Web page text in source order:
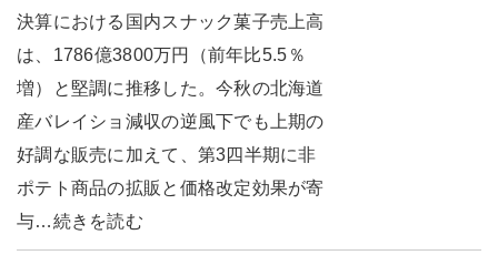
決算における国内スナック菓子売上高
は、1786億3800万円（前年比5.5％
増）と堅調に推移した。今秋の北海道
産バレイショ減収の逆風下でも上期の
好調な販売に加えて、第3四半期に非
ポテト商品の拡販と価格改定効果が寄
与…続きを読む